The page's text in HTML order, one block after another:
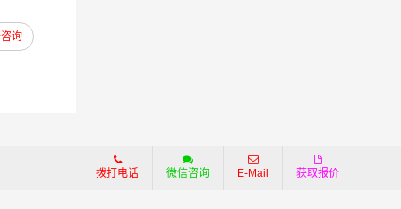
与航
危险
询
拨打电话 微信咨询 E-Mail 获取报价